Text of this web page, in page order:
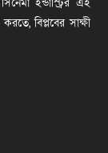
বিপ্লবের সাক্ষী